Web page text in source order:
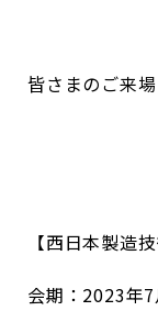
皆さまのご来
【西日本製造
会期：2023年